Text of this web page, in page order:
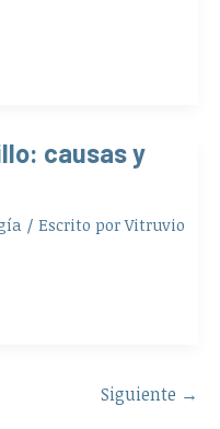
causas y
/ Escrito porVitruvio
Siguiente →